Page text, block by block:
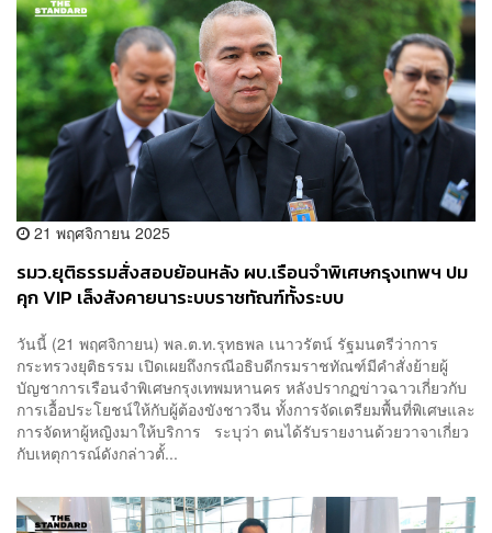
21 พฤศจิกายน 2025
รมว.ยุติธรรมสั่งสอบย้อนหลัง ผบ.เรือนจำพิเศษกรุงเทพฯ ปม
คุก VIP เล็งสังคายนาระบบราชทัณฑ์ทั้งระบบ
วันนี้ (21 พฤศจิกายน) พล.ต.ท.รุทธพล เนาวรัตน์ รัฐมนตรีว่าการ
กระทรวงยุติธรรม เปิดเผยถึงกรณีอธิบดีกรมราชทัณฑ์มีคำสั่งย้ายผู้
บัญชาการเรือนจำพิเศษกรุงเทพมหานคร หลังปรากฏข่าวฉาวเกี่ยวกับ
การเอื้อประโยชน์ให้กับผู้ต้องขังชาวจีน ทั้งการจัดเตรียมพื้นที่พิเศษและ
การจัดหาผู้หญิงมาให้บริการ ระบุว่า ตนได้รับรายงานด้วยวาจาเกี่ยว
กับเหตุการณ์ดังกล่าวตั้...